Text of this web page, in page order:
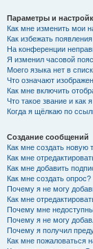
Параметры и
Как мне изменить мои
Как избежать
На конференции
Я изменил часовой
Моего языка нет в
Что означают
Как мне включить
Что такое звание и как
Когда я щёлкаю по
Создание сообщений
Как мне создать новую
Как мне
Как мне добавить
Как мне создать опрос?
Почему я не могу
Как мне
Почему мне
Почему я не могу
Почему я получил
Как мне пожаловаться